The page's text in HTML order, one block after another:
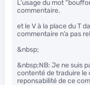
L’usage du mot
commentaire.
et le V à la place du T
commentaire n’a pas
&nbsp;
&nbsp;NB: Je ne suis
contenté de traduire le
reponsabilité de ce